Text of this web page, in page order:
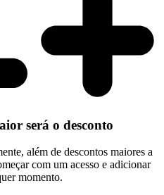
será o desconto
além de descontos maiores a
com um acesso e adicionar
momento.